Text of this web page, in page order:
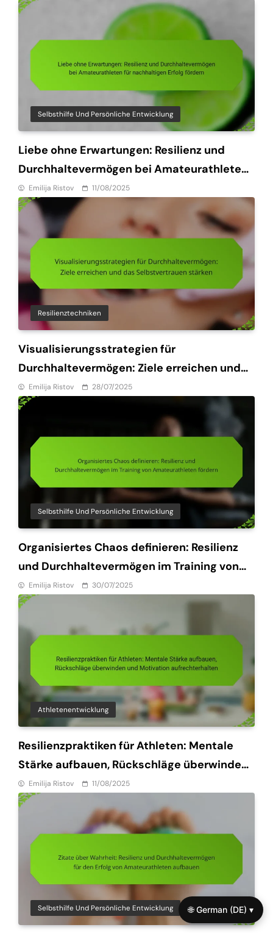
aufbauen
Selbsthilfe Und Persönliche Entwicklung
Liebe ohne Erwartungen: Resilienz und
Durchhaltevermögen bei Amateurathleten
für nachhaltigen Erfolg fördern
Emilija Ristov 11/08/2025
Resilienztechniken
Visualisierungsstrategien für
Durchhaltevermögen: Ziele erreichen und
das Selbstvertrauen stärken
Emilija Ristov 28/07/2025
Selbsthilfe Und Persönliche Entwicklung
Organisiertes Chaos definieren: Resilienz
und Durchhaltevermögen im Training von
Amateurathleten fördern
Emilija Ristov 30/07/2025
Athletenentwicklung
Resilienzpraktiken für Athleten: Mentale
Stärke aufbauen, Rückschläge überwinden
und Motivation aufrechterhalten
Emilija Ristov 11/08/2025
Selbsthilfe Und Persönliche Entwicklung 🌐 German (DE) ▾